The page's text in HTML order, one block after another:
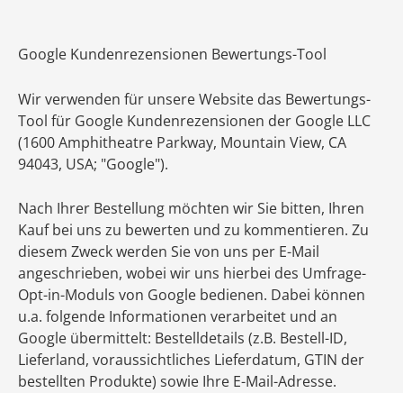
Google Kundenrezensionen Bewertungs-Tool
Wir verwenden für unsere Website das Bewertungs-
Tool für Google Kundenrezensionen der Google LLC
(1600 Amphitheatre Parkway, Mountain View, CA
94043, USA; "Google").
Nach Ihrer Bestellung möchten wir Sie bitten, Ihren
Kauf bei uns zu bewerten und zu kommentieren. Zu
diesem Zweck werden Sie von uns per E-Mail
angeschrieben, wobei wir uns hierbei des Umfrage-
Opt-in-Moduls von Google bedienen. Dabei können
u.a. folgende Informationen verarbeitet und an
Google übermittelt: Bestelldetails (z.B. Bestell-ID,
Lieferland, voraussichtliches Lieferdatum, GTIN der
bestellten Produkte) sowie Ihre E-Mail-Adresse.